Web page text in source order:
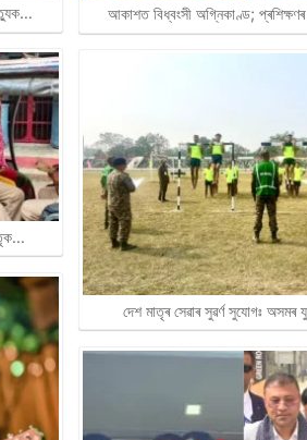
আকাশত বিধ্বংসী অগ্নিকাণ্ড; প্ৰশিক্ষণৰ
দেশ মাতৃৰ সেৱাৰ সুৱৰ্ণ সুযোগঃ অসমৰ